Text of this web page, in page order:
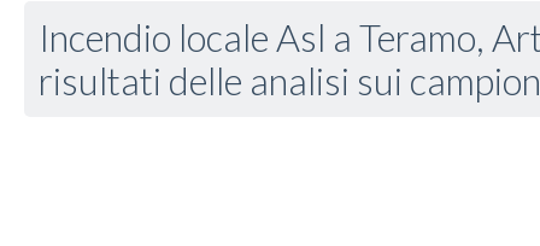
Incendio locale Asl a Teramo,
risultati delle analisi sui